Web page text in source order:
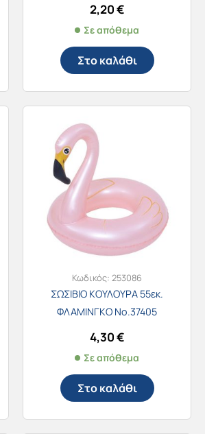
2,20€
Σε απόθεμα
Στο καλάθι
Κωδικός:253086
ΣΩΣΙΒΙΟ ΚΟΥΛΟΥΡΑ 55εκ.
ΦΛΑΜΙΝΓΚΟ Νο.37405
4,30€
Σε απόθεμα
Στο καλάθι